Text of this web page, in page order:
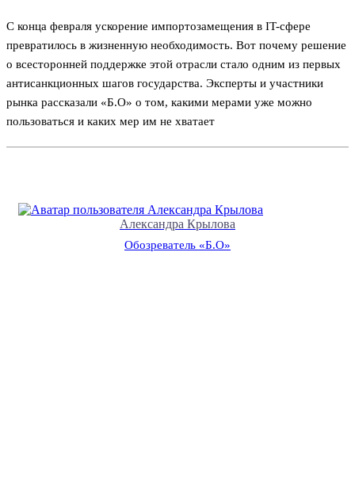
С конца февраля ускорение импортозамещения в IT-сфере
превратилось в жизненную необходимость. Вот почему решение
о всесторонней поддержке этой отрасли стало одним из первых
антисанкционных шагов государства. Эксперты и участники
рынка рассказали «Б.О» о том, какими мерами уже можно
пользоваться и каких мер им не хватает
Александра Крылова
Обозреватель «Б.О»